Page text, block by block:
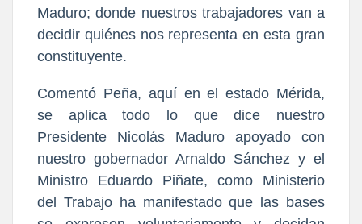
Maduro; donde nuestros trabajadores van a
decidir quiénes nos representa en esta gran
constituyente.
Comentó Peña, aquí en el estado Mérida,
se aplica todo lo que dice nuestro
Presidente Nicolás Maduro apoyado con
nuestro gobernador Arnaldo Sánchez y el
Ministro Eduardo Piñate, como Ministerio
del Trabajo ha manifestado que las bases